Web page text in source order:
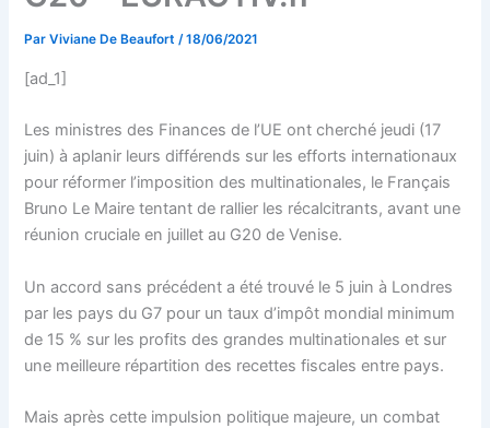
ParViviane De Beaufort/18/06/2021
[ad_1]
Les ministres des Finances de l’UE ont cherché jeudi (17
juin) à aplanir leurs différends sur les efforts internationaux
pour réformer l’imposition des multinationales, le Français
Bruno Le Maire tentant de rallier les récalcitrants, avant une
réunion cruciale en juillet au G20 de Venise.
Un accord sans précédent a été trouvé le 5 juin à Londres
par les pays du G7 pour un taux d’impôt mondial minimum
de 15 % sur les profits des grandes multinationales et sur
une meilleure répartition des recettes fiscales entre pays.
Mais après cette impulsion politique majeure, un combat